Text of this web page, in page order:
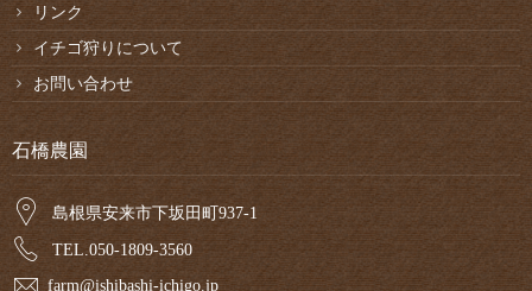
リンク
イチゴ狩りについて
お問い合わせ
石橋農園
島根県安来市下坂田町937-1
TEL.050-1809-3560
farm@ishibashi-ichigo.jp